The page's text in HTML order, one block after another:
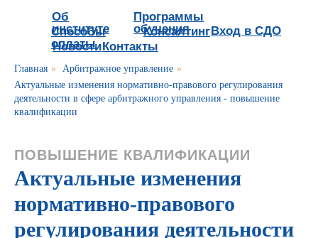
Об
институте
Программы
обучения
Способы
оплаты
Консалтинг
Новости
Вход в СДО
Контакты
Главная » Арбитражное управление »
Актуальные изменения нормативно-правового регулирования
деятельности в сфере арбитражного управления - повышение
квалификации
ПОВЫШЕНИЕ КВАЛИФИКАЦИИ
Актуальные изменения
нормативно-правового
регулирования деятельности